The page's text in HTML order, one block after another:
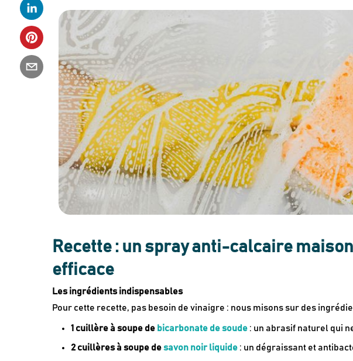
Recette : un spray anti-calcaire
efficace
Les ingrédients indispensables
Pour cette recette, pas besoin de vinaigre : nous misons sur des
1 cuillère à soupe de bicarbonate de soude: un abrasif naturel qui
2 cuillères à soupe desavon noir liquide: un dégraissant et